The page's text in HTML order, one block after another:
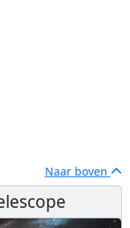
Naar boven